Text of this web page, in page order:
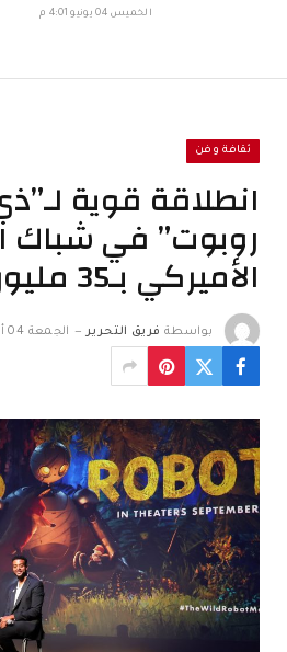
الخميس 04 يونيو 4:01 م
ثقافة وفن
انطلاقة قوية
روبوت” في شباك
الأميركي بـ35 مليون دولار
بواسطة فريق التحرير الجمعة 04 أكتوبر 11:27 ص